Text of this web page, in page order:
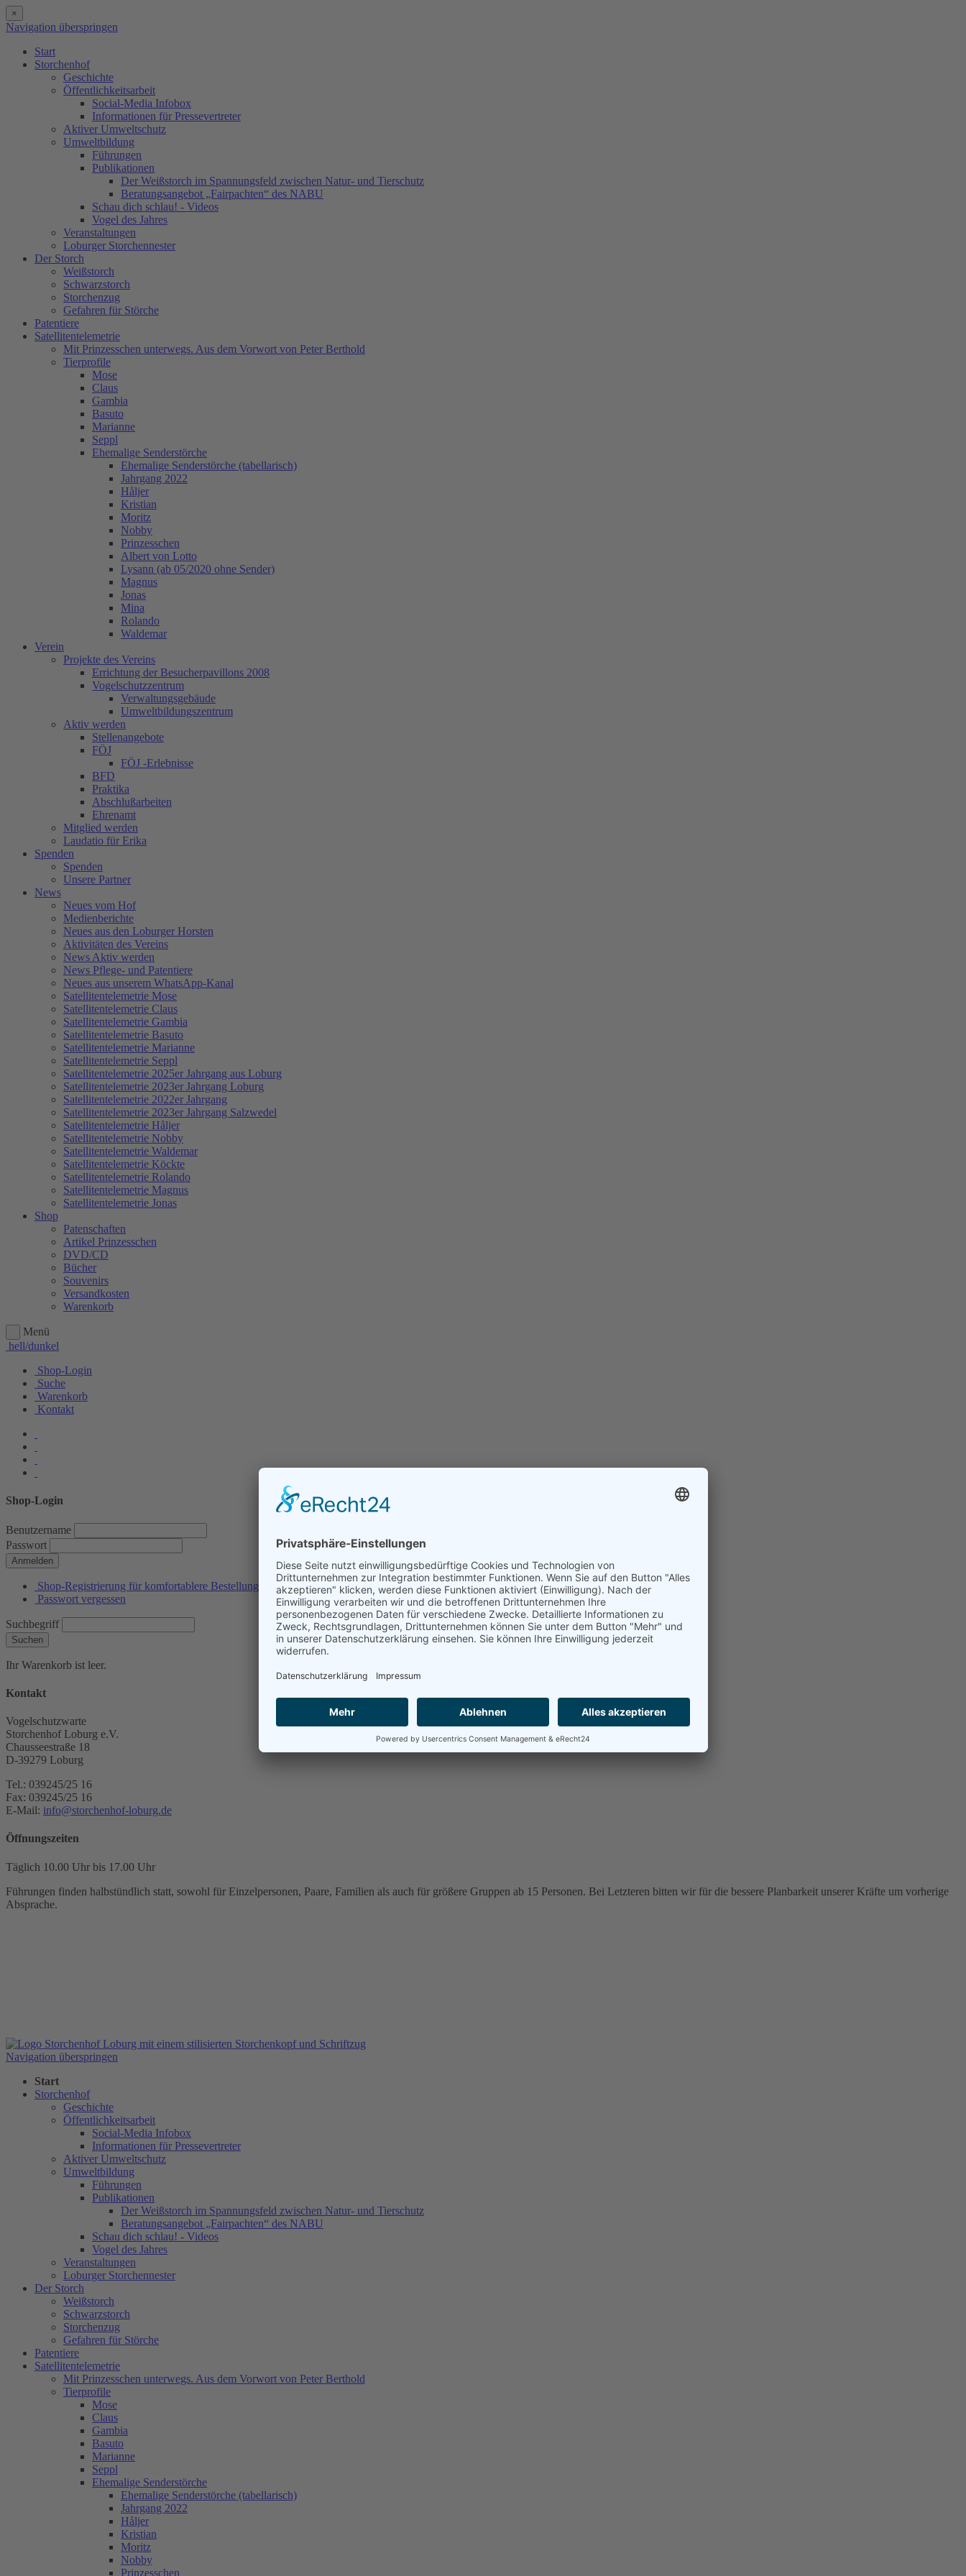
×
Navigation überspringen
Start
Storchenhof
Geschichte
Öffentlichkeitsarbeit
Social-Media Infobox
Informationen für Pressevertreter
Aktiver Umweltschutz
Umweltbildung
Führungen
Publikationen
Der Weißstorch im Spannungsfeld zwischen Natur- und Tierschutz
Beratungsangebot „Fairpachten“ des NABU
Schau dich schlau! - Videos
Vogel des Jahres
Veranstaltungen
Loburger Storchennester
Der Storch
Weißstorch
Schwarzstorch
Storchenzug
Gefahren für Störche
Patentiere
Satellitentelemetrie
Mit Prinzesschen unterwegs. Aus dem Vorwort von Peter Berthold
Tierprofile
Mose
Claus
Gambia
Basuto
Marianne
Seppl
Ehemalige Senderstörche
Ehemalige Senderstörche (tabellarisch)
Jahrgang 2022
Håljer
Kristian
Moritz
Nobby
Prinzesschen
Albert von Lotto
Lysann (ab 05/2020 ohne Sender)
Magnus
Jonas
Mina
Rolando
Waldemar
Verein
Projekte des Vereins
Errichtung der Besucherpavillons 2008
Vogelschutzzentrum
Verwaltungsgebäude
Umweltbildungszentrum
Aktiv werden
Stellenangebote
FÖJ
FÖJ -Erlebnisse
BFD
Praktika
Abschlußarbeiten
Ehrenamt
Mitglied werden
Laudatio für Erika
Spenden
Spenden
Unsere Partner
News
Neues vom Hof
Medienberichte
Neues aus den Loburger Horsten
Aktivitäten des Vereins
News Aktiv werden
News Pflege- und Patentiere
Neues aus unserem WhatsApp-Kanal
Satellitentelemetrie Mose
Satellitentelemetrie Claus
Satellitentelemetrie Gambia
Satellitentelemetrie Basuto
Satellitentelemetrie Marianne
Satellitentelemetrie Seppl
Satellitentelemetrie 2025er Jahrgang aus Loburg
Satellitentelemetrie 2023er Jahrgang Loburg
Satellitentelemetrie 2022er Jahrgang
Satellitentelemetrie 2023er Jahrgang Salzwedel
Satellitentelemetrie Håljer
Satellitentelemetrie Nobby
Satellitentelemetrie Waldemar
Satellitentelemetrie Köckte
Satellitentelemetrie Rolando
Satellitentelemetrie Magnus
Satellitentelemetrie Jonas
Shop
Patenschaften
Artikel Prinzesschen
DVD/CD
Bücher
Souvenirs
Versandkosten
Warenkorb
Menü
hell/dunkel
Shop-Login
Suche
Warenkorb
Kontakt
Shop-Login
Benutzername
Passwort
Anmelden
Shop-Registrierung für komfortablere Bestellungen
Passwort vergessen
Suchbegriff
Suchen
Ihr Warenkorb ist leer.
Kontakt
Vogelschutzwarte
Storchenhof Loburg e.V.
Chausseestraße 18
D-39279 Loburg
Tel.: 039245/25 16
Fax: 039245/25 16
E-Mail: info@storchenhof-loburg.de
Öffnungszeiten
Täglich 10.00 Uhr bis 17.00 Uhr
Führungen finden halbstündlich statt, sowohl für Einzelpersonen, Paare, Familien als auch für größere Gruppen ab 15 Personen. Bei Letzteren bitten wir für die bessere Planbarkeit unserer Kräfte um vorherige
Absprache.
Navigation überspringen
Start
Storchenhof
Geschichte
Öffentlichkeitsarbeit
Social-Media Infobox
Informationen für Pressevertreter
Aktiver Umweltschutz
Umweltbildung
Führungen
Publikationen
Der Weißstorch im Spannungsfeld zwischen Natur- und Tierschutz
Beratungsangebot „Fairpachten“ des NABU
Schau dich schlau! - Videos
Vogel des Jahres
Veranstaltungen
Loburger Storchennester
Der Storch
Weißstorch
Schwarzstorch
Storchenzug
Gefahren für Störche
Patentiere
Satellitentelemetrie
Mit Prinzesschen unterwegs. Aus dem Vorwort von Peter Berthold
Tierprofile
Mose
Claus
Gambia
Basuto
Marianne
Seppl
Ehemalige Senderstörche
Ehemalige Senderstörche (tabellarisch)
Jahrgang 2022
Håljer
Kristian
Moritz
Nobby
Prinzesschen